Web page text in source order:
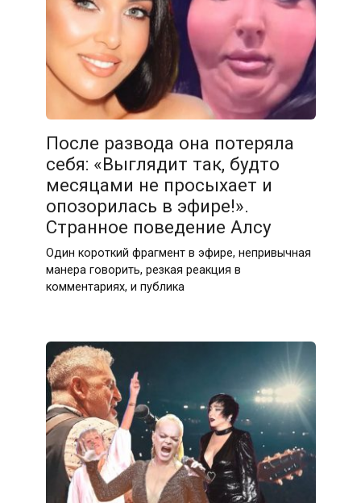
После развода она потеряла
себя: «Выглядит так, будто
месяцами не просыхает и
опозорилась в эфире!».
Странное поведение Алсу
Один короткий фрагмент в эфире, непривычная
манера говорить, резкая реакция в
комментариях, и публика